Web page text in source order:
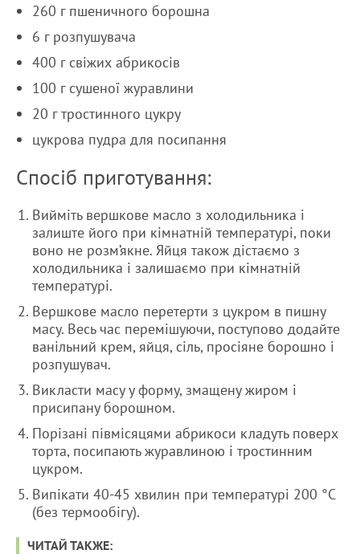
260 г пшеничного борошна
6 г розпушувача
400 г свіжих абрикосів
100 г сушеної журавлини
20 г тростинного цукру
цукрова пудра для посипання
Спосіб приготування:
Вийміть вершкове масло з холодильника і
залиште його при кімнатній температурі, поки
воно не розм’якне. Яйця також дістаємо з
холодильника і залишаємо при кімнатній
температурі.
Вершкове масло перетерти з цукром в пишну
масу. Весь час перемішуючи, поступово додайте
ванільний крем, яйця, сіль, просіяне борошно і
розпушувач.
Викласти масу у форму, змащену жиром і
присипану борошном.
Порізані півмісяцями абрикоси кладуть поверх
торта, посипають журавлиною і тростинним
цукром.
Випікати 40-45 хвилин при температурі 200 °C
(без термообігу).
ЧИТАЙ ТАКЖЕ: